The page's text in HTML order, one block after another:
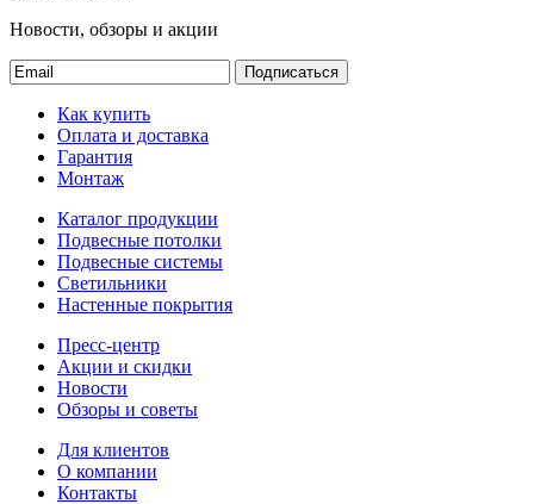
Новости, обзоры и акции
Подписаться
Как купить
Оплата и доставка
Гарантия
Монтаж
Каталог продукции
Подвесные потолки
Подвесные системы
Светильники
Настенные покрытия
Пресс-центр
Акции и скидки
Новости
Обзоры и советы
Для клиентов
О компании
Контакты